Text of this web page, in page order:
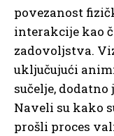
povezanost
interakcije kao
zadovoljstva.
uključujući
sučelje,
Naveli su kako
prošli proces